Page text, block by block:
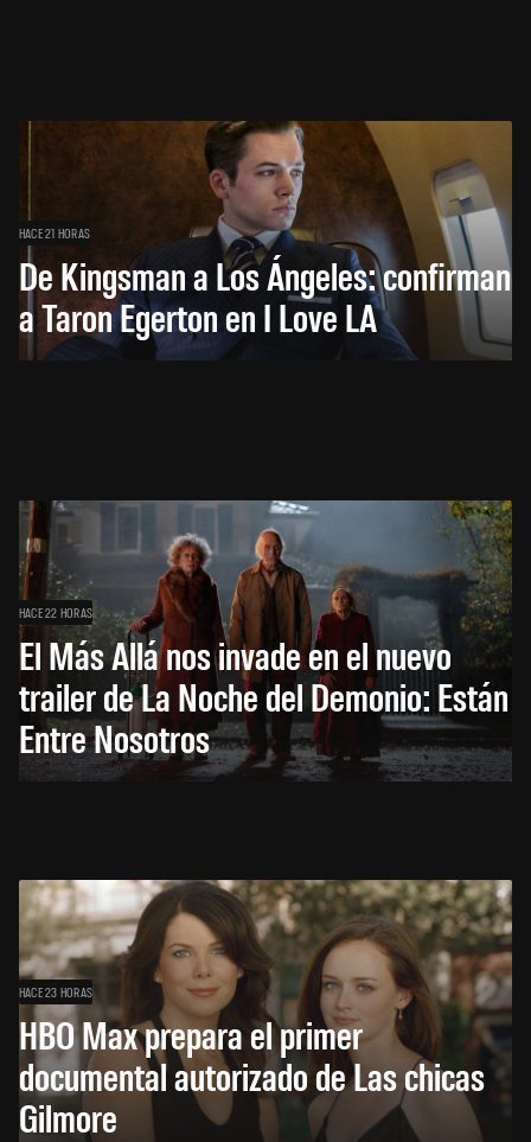
HACE 21 HORAS
De Kingsman a Los Ángeles: confirman
a Taron Egerton en I Love LA
HACE 22 HORAS
El Más Allá nos invade en el nuevo
trailer de La Noche del Demonio: Están
Entre Nosotros
HACE 23 HORAS
HBO Max prepara el primer
documental autorizado de Las chicas
Gilmore